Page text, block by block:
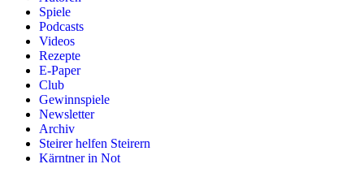
Spiele
Podcasts
Videos
Rezepte
E-Paper
Club
Gewinnspiele
Newsletter
Archiv
Steirer helfen Steirern
Kärntner in Not